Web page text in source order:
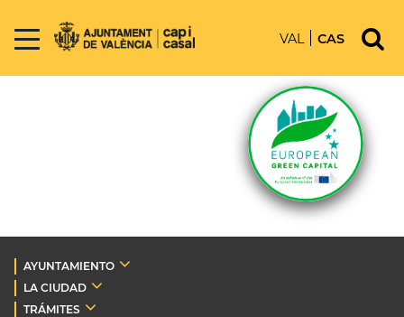
VAL CAS
AYUNTAMIENTO
LA CIUDAD
TRÁMITES